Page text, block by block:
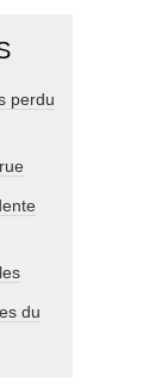
perdu
du